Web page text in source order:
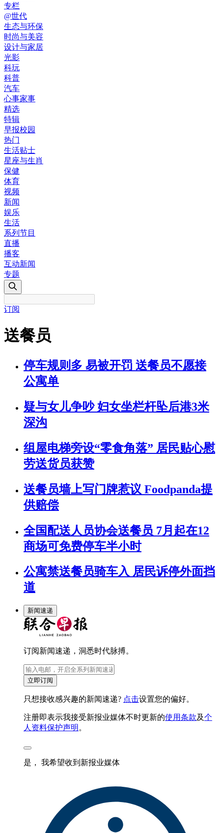
专栏
@世代
生态与环保
时尚与美容
设计与家居
光影
科玩
科普
汽车
心事家事
精选
特辑
早报校园
热门
生活贴士
星座与生肖
保健
体育
视频
新闻
娱乐
生活
系列节目
直播
播客
互动新闻
专题
订阅
送餐员
停车规则多 易被开罚 送餐员不愿接
公寓单
疑与女儿争吵 妇女坐栏杆坠后港3米
深沟
组屋电梯旁设“零食角落” 居民贴心慰
劳送货员获赞
送餐员墙上写门牌惹议 Foodpanda提
供赔偿
全国配送人员协会送餐员 7月起在12
商场可免费停车半小时
公寓禁送餐员骑车入 居民诉停外面挡
道
新闻速递
订阅新闻速递，洞悉时代脉搏。
立即订阅
只想接收感兴趣的新闻速递? 点击设置您的偏好。
注册即表示我接受新报业媒体不时更新的使用条款及个
人资料保护声明 。
是， 我希望收到新报业媒体